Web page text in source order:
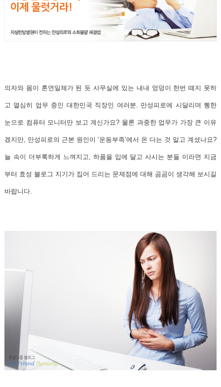
의자와 몸이 혼연일체가 된 듯 사무실에 있는 내내 엉덩이 한번 떼지 못하
고 열심히 업무 중인 대한민국 직장인 여러분. 만성피로에 시달리며 퀭한
눈으로 컴퓨터 모니터만 보고 계신가요? 물론 과중한 업무가 가장 큰 이유
겠지만, 만성피로의 근본 원인이 ‘운동부족’에서 온 다는 것 알고 계셨나요?
늘 속이 더부룩하게 느껴지고, 하품을 입에 달고 사시는 분들 이라면 지금
부터 효성 블로그 지기가 집어 드리는 문제점에 대해 곰곰이 생각해 보시길
바랍니다.